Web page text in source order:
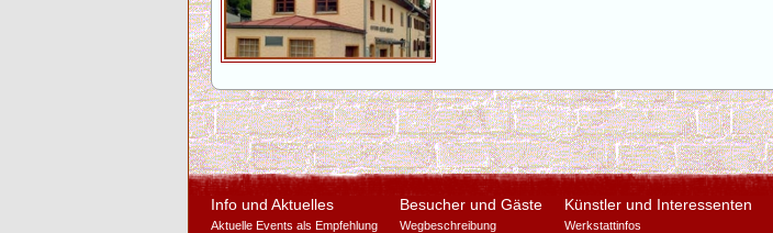
Info und Aktuelles
Aktuelle Events als Empfehlung
Besucher und Gäste
Wegbeschreibung
Künstler und Interessenten
Werkstattinfos